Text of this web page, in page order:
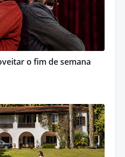
o fim de semana